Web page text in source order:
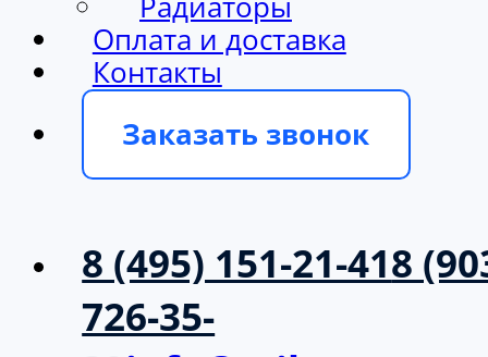
Оплата и доставка
Контакты
Заказать звонок
8 (495) 151-21-418
726-35-